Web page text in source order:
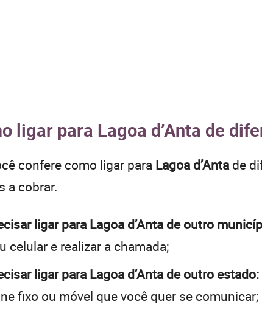
ligar para Lagoa d’Anta de
confere como ligar para Lagoa d’Antade
a cobrar.
ligar para Lagoa d’Anta de outro
celular e realizar a chamada;
ligar para Lagoa d’Anta de outro estado:
fixo ou móvel que você quer se comunicar;